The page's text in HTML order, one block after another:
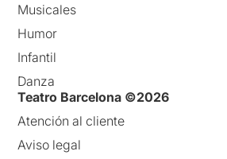
Musicales
Humor
Infantil
Danza
Teatro Barcelona ©2026
Atención al cliente
Aviso legal